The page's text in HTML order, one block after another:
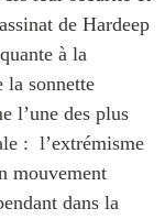
de Hardeep
à la
la sonnette
l’une des plus
: l’extrémisme
mouvement
dans la